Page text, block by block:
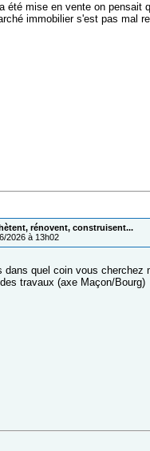
été mise en vente on pensait
immobilier s'est pas mal
rénovent, construisent...
2026 à 13h02
dans quel coin vous cherchez
travaux (axe Maçon/Bourg)